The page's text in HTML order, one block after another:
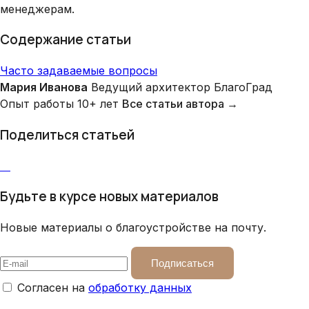
менеджерам.
Содержание статьи
Часто задаваемые вопросы
Мария Иванова Ведущий архитектор БлагоГрад
Опыт работы 10+ лет Все статьи автора →
Поделиться статьей
Будьте в курсе новых материалов
Новые материалы о благоустройстве на почту.
Подписаться
Согласен на обработку данных